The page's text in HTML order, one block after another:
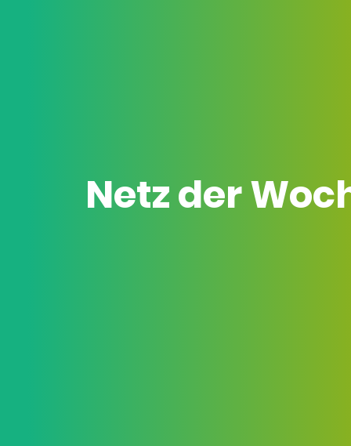
Netz der